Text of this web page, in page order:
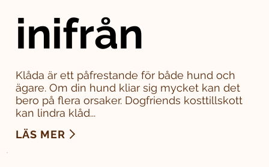
inifrån
Klåda är ett påfrestande för både hund och
ägare. Om din hund kliar sig mycket kan det
bero på flera orsaker. Dogfriends kosttillskott
kan lindra klåd...
LÄS MER